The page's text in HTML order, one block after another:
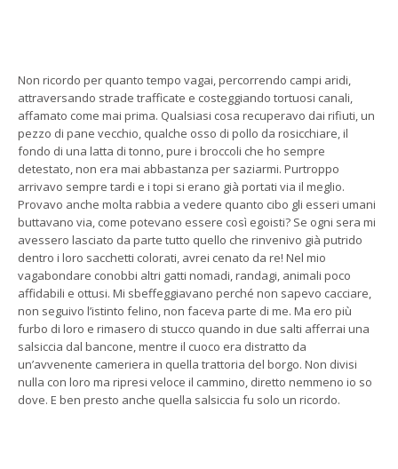
Non ricordo per quanto tempo vagai, percorrendo campi aridi,
attraversando strade trafficate e costeggiando tortuosi canali,
affamato come mai prima. Qualsiasi cosa recuperavo dai rifiuti, un
pezzo di pane vecchio, qualche osso di pollo da rosicchiare, il
fondo di una latta di tonno, pure i broccoli che ho sempre
detestato, non era mai abbastanza per saziarmi. Purtroppo
arrivavo sempre tardi e i topi si erano già portati via il meglio.
Provavo anche molta rabbia a vedere quanto cibo gli esseri umani
buttavano via, come potevano essere così egoisti? Se ogni sera mi
avessero lasciato da parte tutto quello che rinvenivo già putrido
dentro i loro sacchetti colorati, avrei cenato da re! Nel mio
vagabondare conobbi altri gatti nomadi, randagi, animali poco
affidabili e ottusi. Mi sbeffeggiavano perché non sapevo cacciare,
non seguivo l’istinto felino, non faceva parte di me. Ma ero più
furbo di loro e rimasero di stucco quando in due salti afferrai una
salsiccia dal bancone, mentre il cuoco era distratto da
un’avvenente cameriera in quella trattoria del borgo. Non divisi
nulla con loro ma ripresi veloce il cammino, diretto nemmeno io so
dove. E ben presto anche quella salsiccia fu solo un ricordo.